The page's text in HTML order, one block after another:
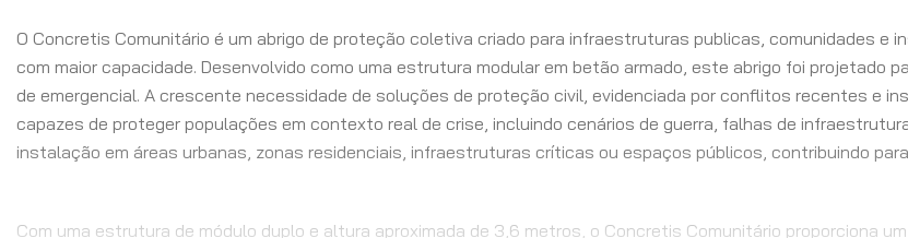
O Concretis Comunitário é um abrigo de proteção coletiva criado para infraestruturas publicas, comunidades
com maior capacidade. Desenvolvido como uma estrutura modular em betão armado, este abrigo foi
de emergencial. A crescente necessidade de soluções de proteção civil, evidenciada por conflitos recentes e
capazes de proteger populações em contexto real de crise, incluindo cenários de guerra, falhas de
instalação em áreas urbanas, zonas residenciais, infraestruturas críticas ou espaços públicos, contribuindo
Com uma estrutura de módulo duplo e altura aproximada de 3,6 metros, o Concretis Comunitário proporciona